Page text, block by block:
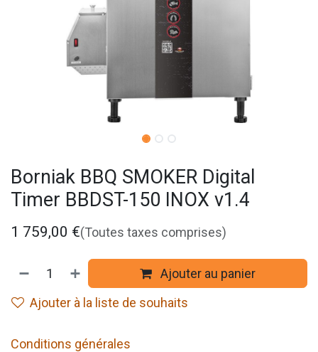
Borniak BBQ SMOKER Digital
Timer BBDST-150 INOX v1.4
1 759,00 €(Toutes taxes comprises)
Ajouter au panier
Ajouter à la liste de souhaits
Conditions générales